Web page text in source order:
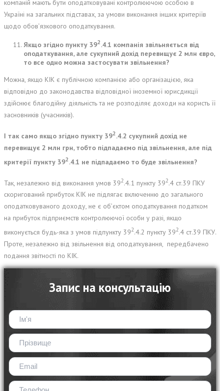
компаній мають бути оподатковувані контролюючою особою в
Україні на загальних підставах, за умови виконання інших критеріїв
щодо обов’язкового оподаткування.
Якщо згідно пункту 392.4.1 компанія звільняється від
оподаткування, але сукупний дохід перевищує 2 млн євро,
то все одно можна застосувати звільнення?
Можна, якщо КІК є публічною компанією або організацією, яка
відповідно до законодавства відповідної іноземної юрисдикції
здійснює благодійну діяльність та не розподіляє доходи на користь її
засновників (учасників).
І так само якщо згідно пункту 392.4.2 сукупний дохід не
перевищує 2 млн грн, тобто підпадаємо під звільнення, але під
критерії пункту 392.4.1 не підпадаємо то буде звільнення?
Так, незалежно від виконання умов 392.4.1 пункту 392.4 ст.39 ПКУ
скоригований прибуток КІК не підлягає включенню до загального
оподатковуваного доходу, не є об’єктом оподаткування податком
на прибуток підприємств контролюючої особи у разі, якщо
виконується будь-яка з умов підпункту 392.4.2 пункту 392.4 ст.39 ПКУ.
Проте, незалежно від звільнення від оподаткування, передбачено
подання звітності по КІК.
Запис на консультацію